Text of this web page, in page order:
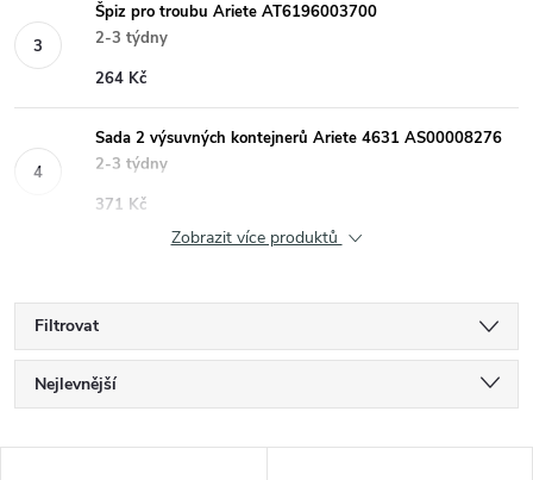
Špiz pro troubu Ariete AT6196003700
2-3 týdny
264 Kč
Sada 2 výsuvných kontejnerů Ariete 4631 AS00008276
2-3 týdny
371 Kč
Zobrazit více produktů
Filtrovat
Ř
a
Nejlevnější